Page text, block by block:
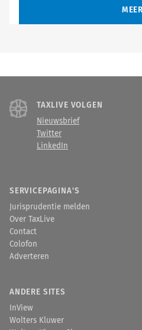
MEER
TAXLIVE VOLGEN
Nieuwsbrief
Twitter
LinkedIn
SERVICEPAGINA'S
Jurisprudentie melden
Over TaxLive
Contact
Colofon
Adverteren
ANDERE SITES
InView
Wolters Kluwer